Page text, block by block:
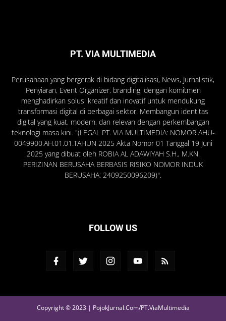
PT. VIA MULTIMEDIA
Perusahaan yang bergerak di bidang digitalisasi, News, Jurnalistik,
Penyiaran, Event Organizer, branding, dengan komitmen
menghadirkan solusi kreatif dan inovatif untuk mendukung
transformasi digital di berbagai sektor. Membangun identitas
digital yang kuat, modern, dan relevan dengan perkembangan
teknologi masa kini. "(LEGAL PT. VIA MULTIMEDIA: NOMOR AHU-
0049900.AH.01.01.TAHUN 2025 Akta Nomor 01 Tanggal 19 Juni
2025 yang dibuat oleh ROBIA AL ADAWIYAH S.H., M.KN.
PERIZINAN BERUSAHA BERBASIS RISIKO NOMOR INDUK
BERUSAHA: 2409250096209)".
FOLLOW US
Copyright © 2023 | PojokJurnal.Com/PT.ViaMultimedia